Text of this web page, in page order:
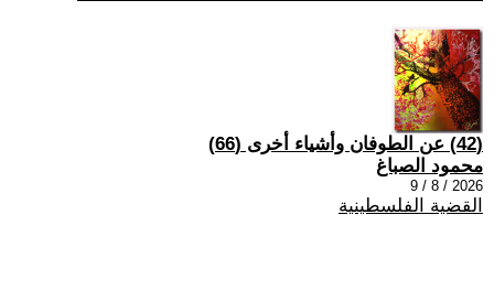
(42) عن الطوفان وأشياء أخرى (66)
محمود الصباغ
2026 / 8 / 9
القضية الفلسطينية